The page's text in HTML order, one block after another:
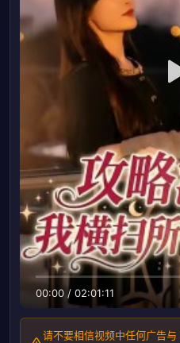
00:00 / 02:01:11
请不要相信视频中任何广告与